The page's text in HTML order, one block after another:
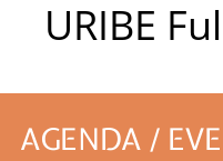
URIBE
AGENDA /